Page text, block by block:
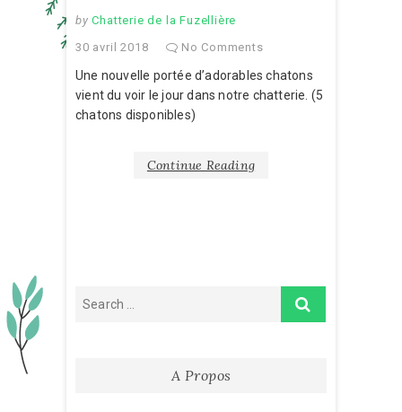
by Chatterie de la Fuzellière
30 avril 2018
No Comments
Une nouvelle portée d’adorables chatons
vient du voir le jour dans notre chatterie. (5
chatons disponibles)
Continue Reading
A Propos